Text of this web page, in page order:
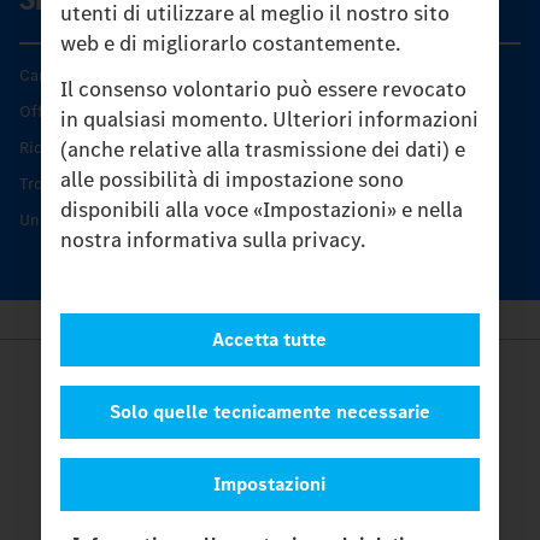
utenti di utilizzare al meglio il nostro sito
web e di migliorarlo costantemente.
Il consenso volontario può essere revocato
in qualsiasi momento. Ulteriori informazioni
(anche relative alla trasmissione dei dati) e
alle possibilità di impostazione sono
disponibili alla voce «Impostazioni» e nella
nostra informativa sulla privacy.
Impostazioni
Solo quelle tecnicamente necessarie
Accetta tutte
Caratteristiche di prodotto
Offerta di servizio Unimog
Ricambi originali
Trovare un partner
Unimog Service Days
Provider
Legal Notice
Contatto
Cookies
Protezione dati
Impostazioni